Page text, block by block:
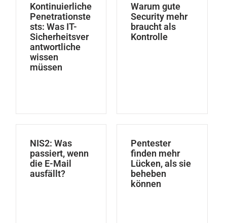
Kontinuierliche
Penetrationste
sts: Was IT-
Sicherheitsver
antwortliche
wissen
müssen
Warum gute
Security mehr
braucht als
Kontrolle
NIS2: Was
passiert, wenn
die E-Mail
ausfällt?
Pentester
finden mehr
Lücken, als sie
beheben
können